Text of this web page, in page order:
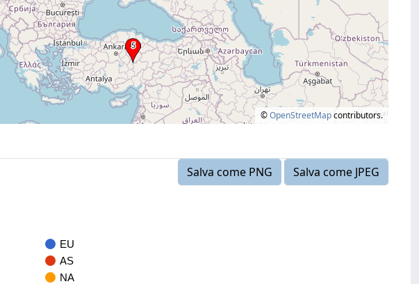
©OpenStreetMapcontributors.
Salva come PNG
Salva come JPEG
EU
AS
NA